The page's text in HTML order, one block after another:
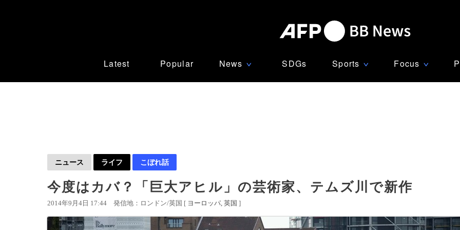
Latest Popular News ∨ SDGs Sports ∨ Focus ∨
ニュース ライフ こぼれ話
今度はカバ？「巨大アヒル」の芸術家、テムズ川で新作
2014年9月4日 17:44 発信地：ロンドン/英国 [ ヨーロッパ 英国 ]